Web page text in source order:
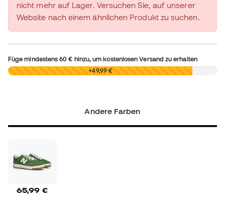
nicht mehr auf Lager. Versuchen Sie, auf unserer
Website nach einem ähnlichen Produkt zu suchen.
Füge mindestens60 € hinzu, um kostenlosen Versand zu erhalten
0,00 € +49,99 €
Andere Farben
65,99 €